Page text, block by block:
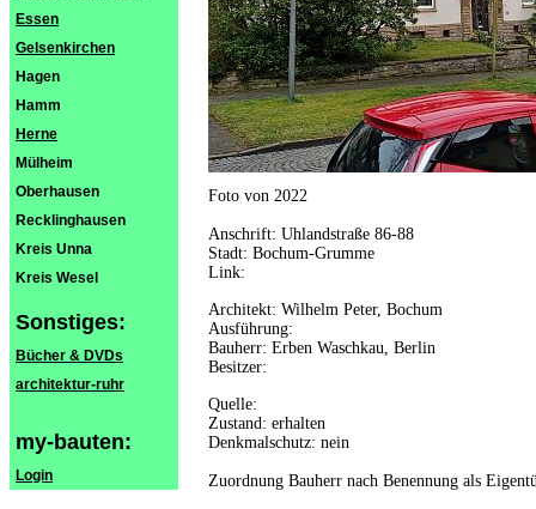
Essen
Gelsenkirchen
Hagen
Hamm
Herne
Mülheim
Oberhausen
Recklinghausen
Kreis Unna
Kreis Wesel
Sonstiges:
Bücher & DVDs
architektur-ruhr
my-bauten:
Login
Foto von 2022
Anschrift: Uhlandstraße 86-88
Stadt: Bochum-Grumme
Link:
Architekt: Wilhelm Peter, Bochum
Ausführung:
Bauherr: Erben Waschkau, Berlin
Besitzer:
Quelle:
Zustand: erhalten
Denkmalschutz: nein
Zuordnung Bauherr nach Benennung als